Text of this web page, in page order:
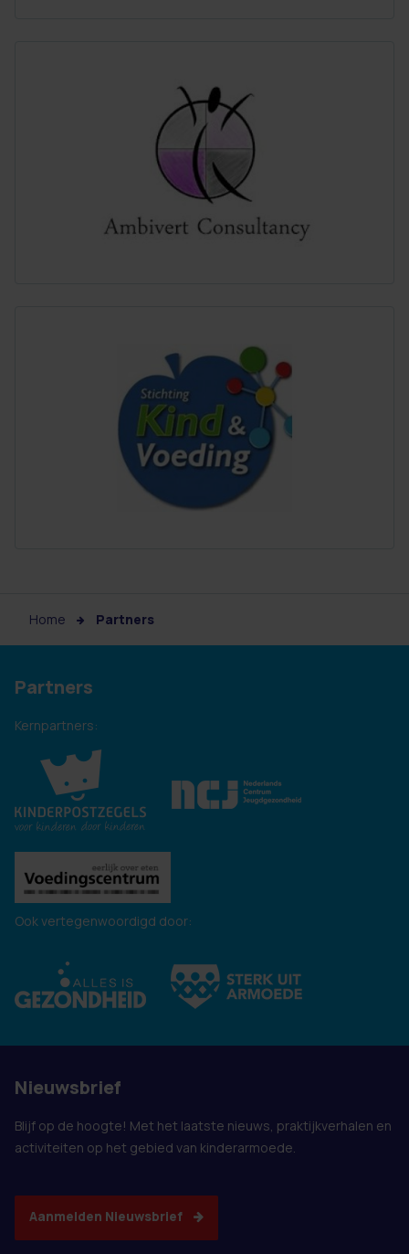
Home Partners
Partners
Kernpartners:
Ook vertegenwoordigd door:
Nieuwsbrief
Blijf op de hoogte! Met het laatste nieuws, praktijkverhalen en
activiteiten op het gebied van kinderarmoede.
Aanmelden Nieuwsbrief